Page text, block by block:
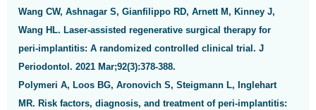
Wang CW, Ashnagar S, Gianfilippo RD, Arnett M, Kinney J,
Wang HL. Laser-assisted regenerative surgical therapy for
peri-implantitis: A randomized controlled clinical trial. J
Periodontol. 2021 Mar;92(3):378-388.
Polymeri A, Loos BG, Aronovich S, Steigmann L, Inglehart
MR. Risk factors, diagnosis, and treatment of peri-implantitis: